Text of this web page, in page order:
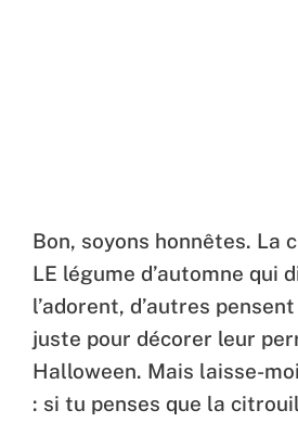
Bon, soyons honnêtes. La
LE légume d’automne qui
l’adorent, d’autres
juste pour décorer leur
Halloween. Mais laisse-
: si tu penses que la